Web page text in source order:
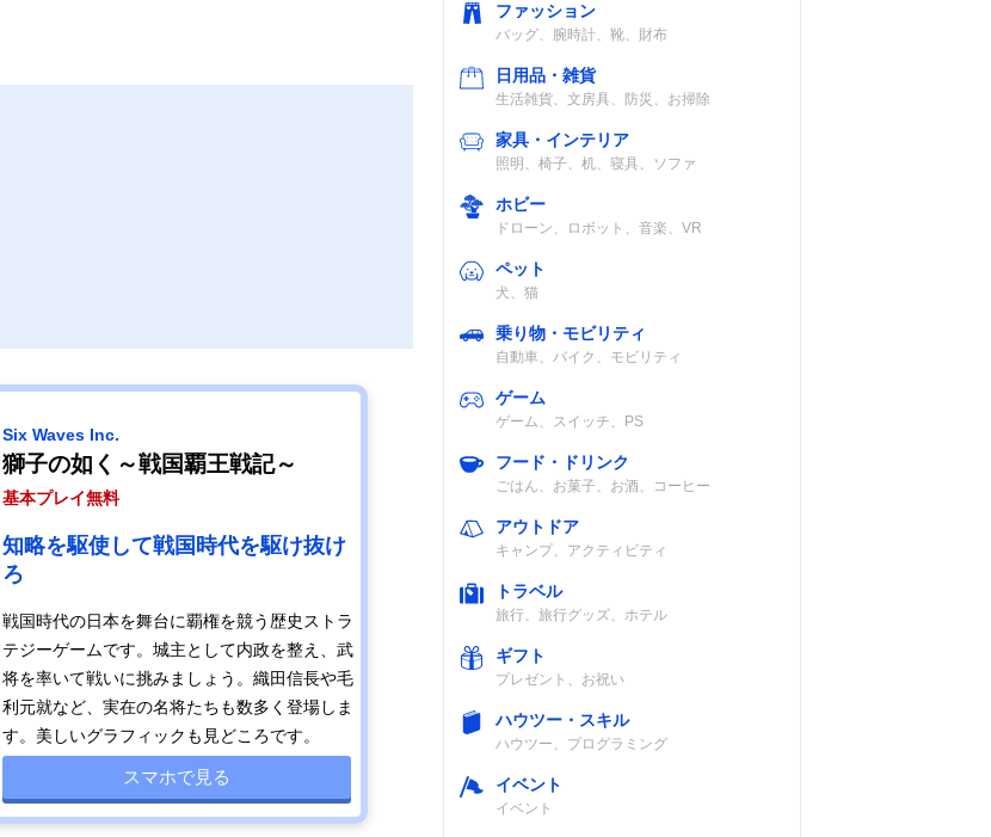
Six Waves Inc.
獅子の如く～戦国覇王戦記～
基本プレイ無料
知略を駆使して戦国時代を駆け抜け
ろ
戦国時代の日本を舞台に覇権を競う歴史ストラ
テジーゲームです。城主として内政を整え、武
将を率いて戦いに挑みましょう。織田信長や毛
利元就など、実在の名将たちも数多く登場しま
す。美しいグラフィックも見どころです。
スマホで見る
ファッション
バッグ、腕時計、靴、財布
日用品・雑貨
生活雑貨、文房具、防災、お掃除
家具・インテリア
照明、椅子、机、寝具、ソファ
ホビー
ドローン、ロボット、音楽、VR
ペット
犬、猫
乗り物・モビリティ
自動車、バイク、モビリティ
ゲーム
ゲーム、スイッチ、PS
フード・ドリンク
ごはん、お菓子、お酒、コーヒー
アウトドア
キャンプ、アクティビティ
トラベル
旅行、旅行グッズ、ホテル
ギフト
プレゼント、お祝い
ハウツー・スキル
ハウツー、プログラミング
イベント
イベント